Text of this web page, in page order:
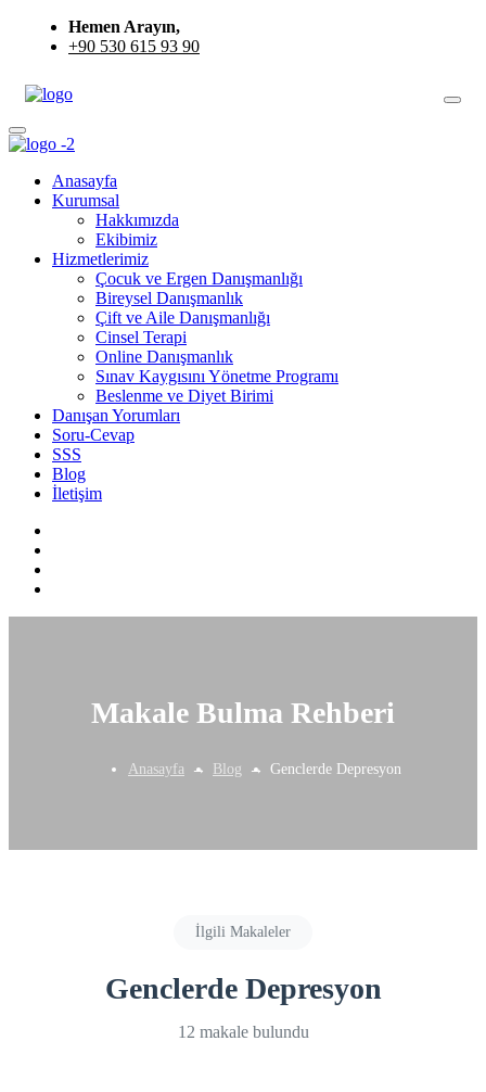
Hemen Arayın,
+90 530 615 93 90
Anasayfa
Kurumsal
Hakkımızda
Ekibimiz
Hizmetlerimiz
Çocuk ve Ergen Danışmanlığı
Bireysel Danışmanlık
Çift ve Aile Danışmanlığı
Cinsel Terapi
Online Danışmanlık
Sınav Kaygısını Yönetme Programı
Beslenme ve Diyet Birimi
Danışan Yorumları
Soru-Cevap
SSS
Blog
İletişim
Makale Bulma Rehberi
Anasayfa Blog Genclerde Depresyon
İlgili Makaleler
Genclerde Depresyon
12 makale bulundu